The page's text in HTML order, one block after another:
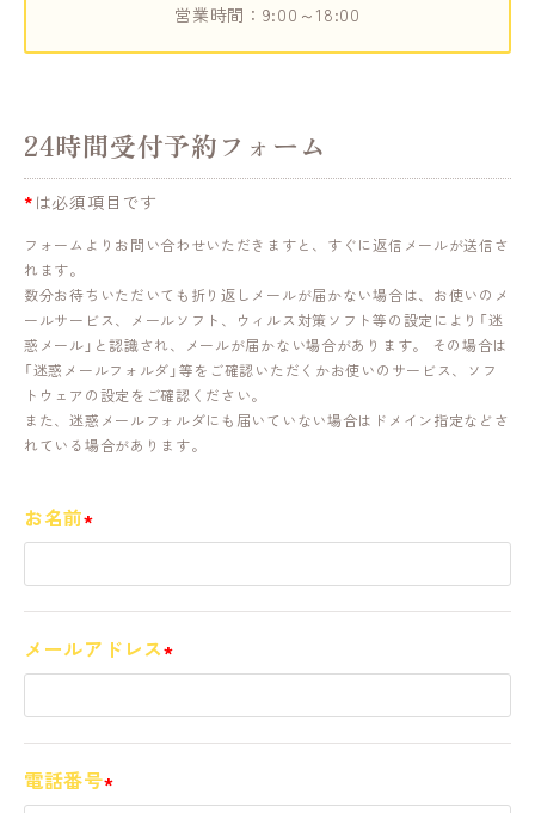
営業時間：9:00～18:00
24時間受付予約フォーム
* は必須項目です
フォームよりお問い合わせいただきますと、すぐに返信メールが送信さ
れます。
数分お待ちいただいても折り返しメールが届かない場合は、お使いのメ
ールサービス、メールソフト、ウィルス対策ソフト等の設定により「迷
惑メール」と認識され、メールが届かない場合があります。 その場合は
「迷惑メールフォルダ」等をご確認いただくかお使いのサービス、ソフ
トウェアの設定をご確認ください。
また、迷惑メールフォルダにも届いていない場合はドメイン指定などさ
れている場合があります。
お名前
メールアドレス
電話番号